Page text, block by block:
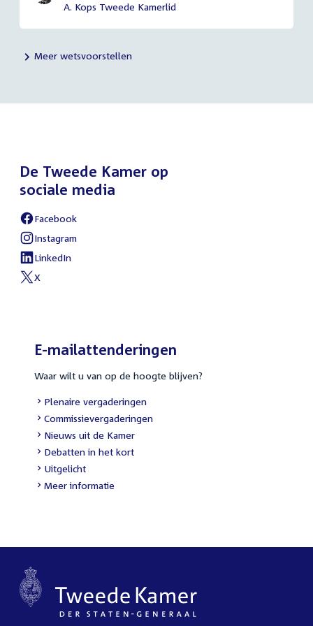
A. Kops Tweede Kamerlid
Meer wetsvoorstellen
De Tweede Kamer op
sociale media
External
link:
Facebook
External
link:
Instagram
External
link:
LinkedIn
External
X
E-mailattenderingen
Waar wilt u van op de hoogte blijven?
External
link:
Plenaire vergaderingen
External
link:
Commissievergaderingen
External
link:
Nieuws uit de Kamer
External
link:
Debatten in het kort
External
link:
Uitgelicht
Meer informatie